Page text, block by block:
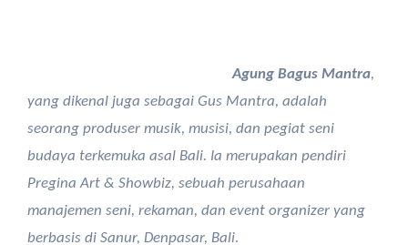
Agung Bagus Mantra,
yang dikenal juga sebagai Gus Mantra, adalah
seorang produser musik, musisi, dan pegiat seni
budaya terkemuka asal Bali. Ia merupakan pendiri
Pregina Art & Showbiz, sebuah perusahaan
manajemen seni, rekaman, dan event organizer yang
berbasis di Sanur, Denpasar, Bali.